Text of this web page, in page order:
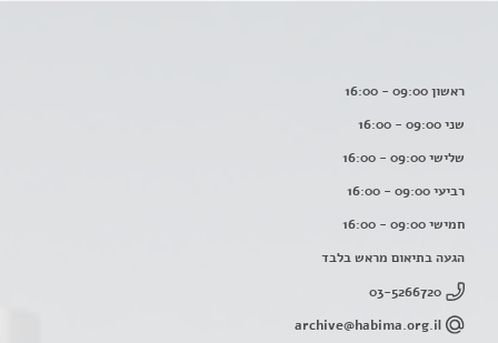
ראשון 09:00 - 16:00
שני 09:00 - 16:00
שלישי 09:00 - 16:00
רביעי 09:00 - 16:00
חמישי 09:00 - 16:00
הגעה בתיאום מראש בלבד
03-5266720
archive@habima.org.il